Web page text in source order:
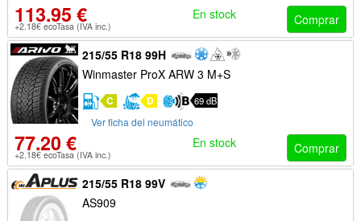
113.95 €
+2.18€ ecoTasa (IVA inc.) Comprar
En stock
215/55 R18 99H
Winmaster ProX ARW 3 M+S
C D 69 dB
Ver ficha del neumático
77.20 €
+2.18€ ecoTasa (IVA inc.) Comprar
En stock
215/55 R18 99V
AS909